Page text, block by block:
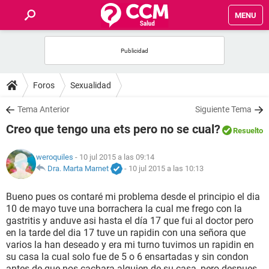
MENU
FOROS
SALUD
FAMILIA
NUTRICIÓN
BIENESTAR
SEXUALIDAD
GLOSARIO
Foros Sexualidad
Tema Anterior Siguiente Tema
Creo que tengo una ets pero no se cual? Resuelto
weroquiles - 10 jul 2015 a las 09:14
Dra. Marta Marnet
- 10 jul 2015 a las 10:13
Bueno pues os contaré mi problema desde el principio el dia
10 de mayo tuve una borrachera la cual me frego con la
gastritis y anduve asi hasta el día 17 que fui al doctor pero
en la tarde del dia 17 tuve un rapidin con una señora que
varios la han deseado y era mi turno tuvimos un rapidin en
su casa la cual solo fue de 5 o 6 ensartadas y sin condon